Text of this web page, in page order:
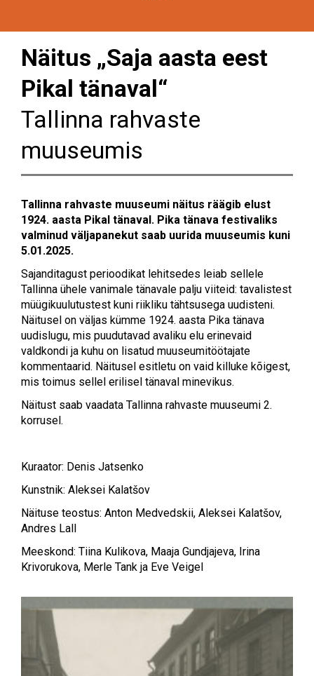
Näitus „Saja aasta eest
Pikal tänaval“
Tallinna rahvaste
muuseumis
Tallinna rahvaste muuseumi näitus räägib elust
1924. aasta Pikal tänaval. Pika tänava festivaliks
valminud väljapanekut saab uurida muuseumis kuni
5.01.2025.
Sajanditagust perioodikat lehitsedes leiab sellele
Tallinna ühele vanimale tänavale palju viiteid: tavalistest
müügikuulutustest kuni riikliku tähtsusega uudisteni.
Näitusel on väljas kümme 1924. aasta Pika tänava
uudislugu, mis puudutavad avaliku elu erinevaid
valdkondi ja kuhu on lisatud muuseumitöötajate
kommentaarid. Näitusel esitletu on vaid killuke kõigest,
mis toimus sellel erilisel tänaval minevikus.
Näitust saab vaadata Tallinna rahvaste muuseumi 2.
korrusel.
Kuraator: Denis Jatsenko
Kunstnik: Aleksei Kalatšov
Näituse teostus: Anton Medvedskii, Aleksei Kalatšov,
Andres Lall
Meeskond: Tiina Kulikova, Maaja Gundjajeva, Irina
Krivorukova, Merle Tank ja Eve Veigel